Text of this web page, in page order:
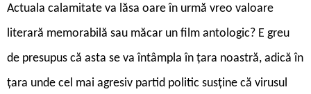
Actuala calamitate va lăsa oare în urmă vreo valoare
literară memorabilă sau măcar un film antologic? E greu
de presupus că asta se va întâmpla în țara noastră, adică în
țara unde cel mai agresiv partid politic susține că virusul